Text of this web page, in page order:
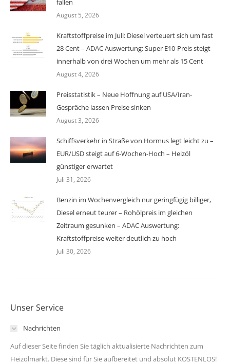
fallen
August 5, 2026
Kraftstoffpreise im Juli: Diesel verteuert sich um fast
28 Cent – ADAC Auswertung: Super E10-Preis steigt
innerhalb von drei Wochen um mehr als 15 Cent
August 4, 2026
Preisstatistik – Neue Hoffnung auf USA/Iran-
Gespräche lassen Preise sinken
August 3, 2026
Schiffsverkehr in Straße von Hormus legt leicht zu –
EUR/USD steigt auf 6-Wochen-Hoch – Heizöl
günstiger erwartet
Juli 31, 2026
Benzin im Wochenvergleich nur geringfügig billiger,
Diesel erneut teurer – Rohölpreis im gleichen
Zeitraum gesunken – ADAC Auswertung:
Kraftstoffpreise weiter deutlich zu hoch
Juli 30, 2026
Unser Service
Nachrichten
Auf dieser Seite finden Sie täglich aktualisierte Nachrichten zum
Heizölmarkt. Diese sind für Sie aufbereitet und absolut KOSTENLOS!